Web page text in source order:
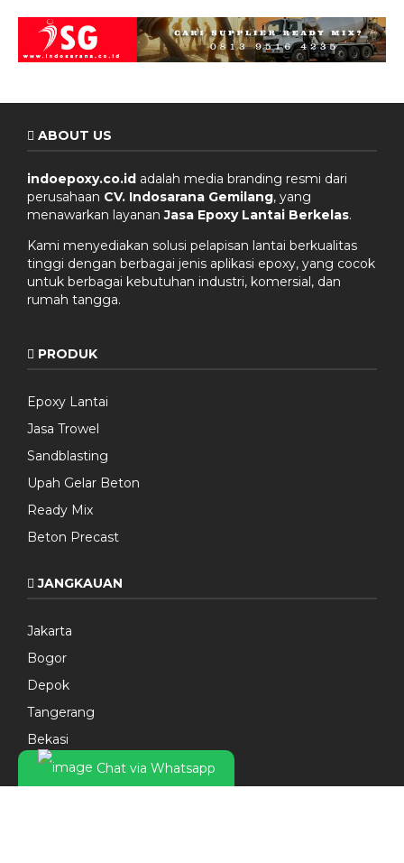
ABOUT US
indoepoxy.co.id adalah media branding resmi dari
perusahaan CV. Indosarana Gemilang, yang
menawarkan layananJasa Epoxy Lantai Berkelas.
Kami menyediakan solusi pelapisan lantai berkualitas
tinggi dengan berbagai jenis aplikasi epoxy, yang cocok
untuk berbagai kebutuhan industri, komersial, dan
rumah tangga.
PRODUK
Epoxy Lantai
Jasa Trowel
Sandblasting
Upah Gelar Beton
Ready Mix
Beton Precast
JANGKAUAN
Jakarta
Bogor
Depok
Tangerang
Bekasi
Jawa Barat Chat via Whatsapp